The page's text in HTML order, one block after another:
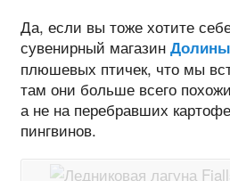
Да, если вы тоже хотите
сувенирный магазин Долины
плюшевых птичек, что мы
там они больше всего
а не на перебравших
пингвинов.